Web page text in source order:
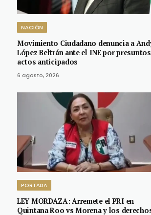
NACIÓN
Movimiento Ciudadano denuncia a
López Beltrán ante el INE por presuntos
actos anticipados
6 agosto, 2026
PORTADA
LEY MORDAZA: Arremete el PRI en
Quintana Roo vs Morena y los